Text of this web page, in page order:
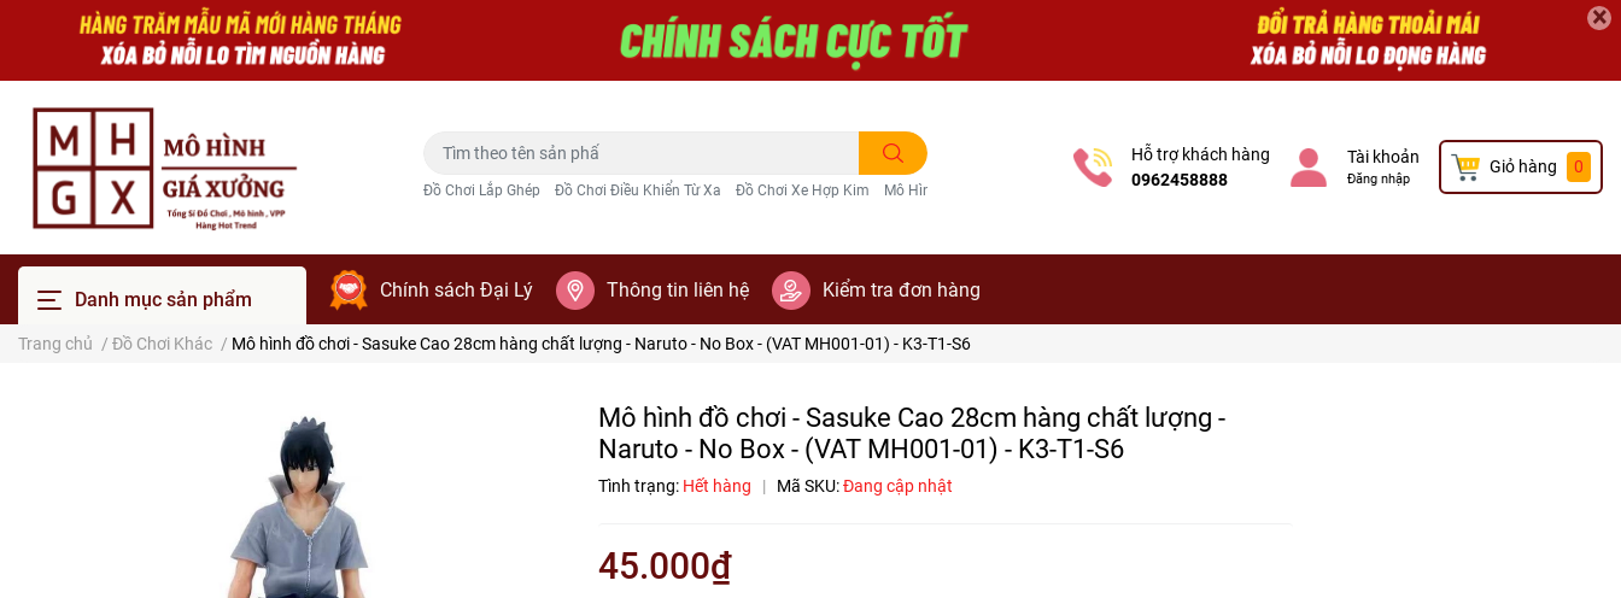
×
Đồ Chơi Lắp Ghép Đồ Chơi Điều Khiển Từ Xa Đồ Chơi Xe Hợp Kim Mô Hình Trang Trí
Hỗ trợ khách hàng
0962458888
Tài khoản
Đăng nhập
Giỏ hàng 0
Danh mục sản phẩm Chính sách Đại Lý Thông tin liên hệ Kiểm tra đơn hàng
Trang chủ / Đồ Chơi Khác / Mô hình đồ chơi - Sasuke Cao 28cm hàng chất lượng - Naruto - No Box - (VAT MH001-01) - K3-T1-S6
Mô hình đồ chơi - Sasuke Cao 28cm hàng chất lượng -
Naruto - No Box - (VAT MH001-01) - K3-T1-S6
Tình trạng: Hết hàng | Mã SKU:Đang cập nhật
45.000₫